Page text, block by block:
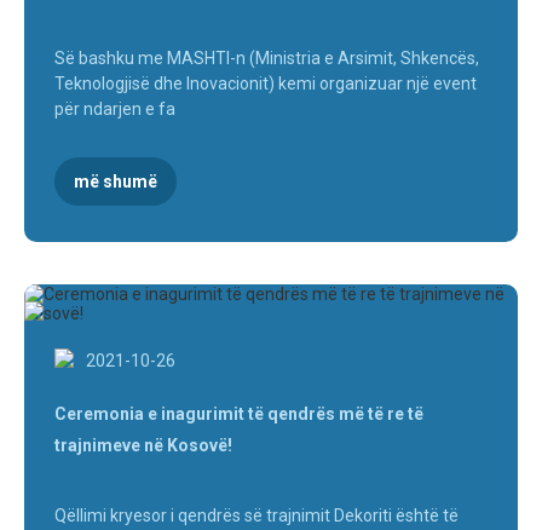
Së bashku me MASHTI-n (Ministria e Arsimit, Shkencës,
Teknologjisë dhe Inovacionit) kemi organizuar një event
për ndarjen e fa
më shumë
2021-10-26
Ceremonia e inagurimit të qendrës më të re të
trajnimeve në Kosovë!
Qëllimi kryesor i qendrës së trajnimit Dekoriti është të